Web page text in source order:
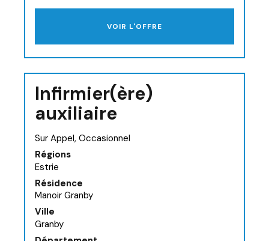
VOIR L'OFFRE
Infirmier(ère)
auxiliaire
Sur Appel, Occasionnel
Régions
Estrie
Résidence
Manoir Granby
Ville
Granby